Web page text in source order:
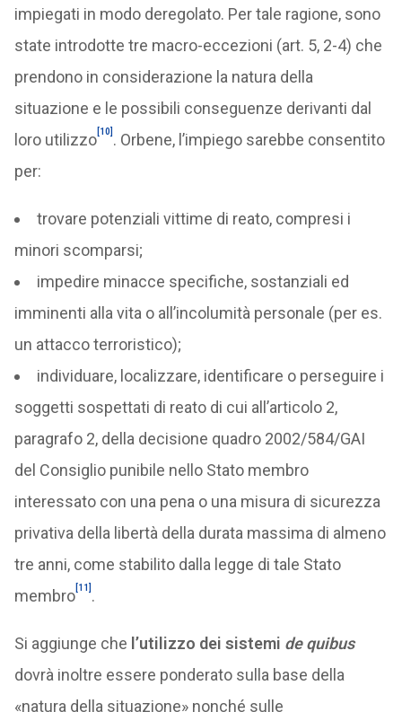
impiegati in modo deregolato. Per tale ragione, sono
state introdotte tre macro-eccezioni (art. 5, 2-4) che
prendono in considerazione la natura della
situazione e le possibili conseguenze derivanti dal
loro utilizzo[10] . Orbene, l’impiego sarebbe consentito
per:
trovare potenziali vittime di reato, compresi i
minori scomparsi;
impedire minacce specifiche, sostanziali ed
imminenti alla vita o all’incolumità personale (per es.
un attacco terroristico);
individuare, localizzare, identificare o perseguire i
soggetti sospettati di reato di cui all’articolo 2,
paragrafo 2, della decisione quadro 2002/584/GAI
del Consiglio punibile nello Stato membro
interessato con una pena o una misura di sicurezza
privativa della libertà della durata massima di almeno
tre anni, come stabilito dalla legge di tale Stato
membro[11] .
Si aggiunge che l’utilizzo dei sistemi de quibus
dovrà inoltre essere ponderato sulla base della
«natura della situazione» nonché sulle